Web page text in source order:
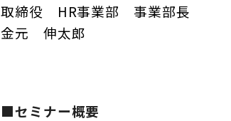
取締役 HR事業部 事業部長
金元 伸太郎
■セミナー概要